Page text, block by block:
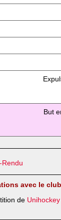
But
Rendu
avec le
de